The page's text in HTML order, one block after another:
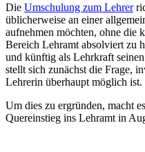
Die Umschulung zum Lehrer
üblicherweise an einer
aufnehmen möchten, ohne die
Bereich Lehramt absolviert zu
und künftig als Lehrkraft
stellt sich zunächst die Frage,
Lehrerin überhaupt möglich ist.
Um dies zu ergründen, macht
Quereinstieg ins Lehramt in